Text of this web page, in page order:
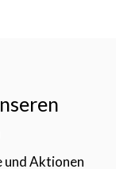
und Aktionen